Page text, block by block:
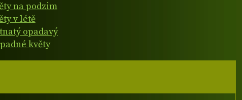
na podzim
v létě
opadavý
květy